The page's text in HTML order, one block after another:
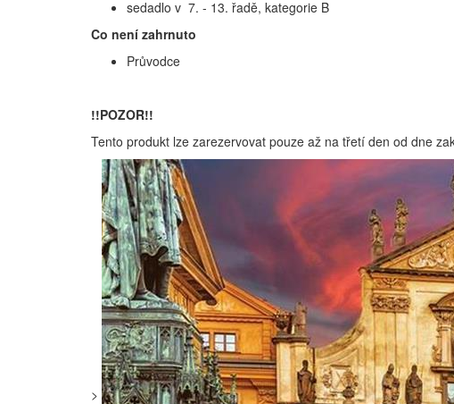
sedadlo v 7. - 13. řadě, kategorie B
Co není zahrnuto
Průvodce
!!POZOR!!
Tento produkt lze zarezervovat pouze až na třetí den od dne
>